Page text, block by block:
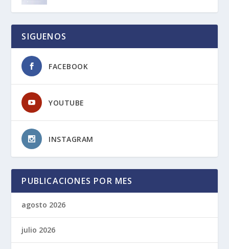
SIGUENOS
FACEBOOK
YOUTUBE
INSTAGRAM
PUBLICACIONES POR MES
agosto 2026
julio 2026